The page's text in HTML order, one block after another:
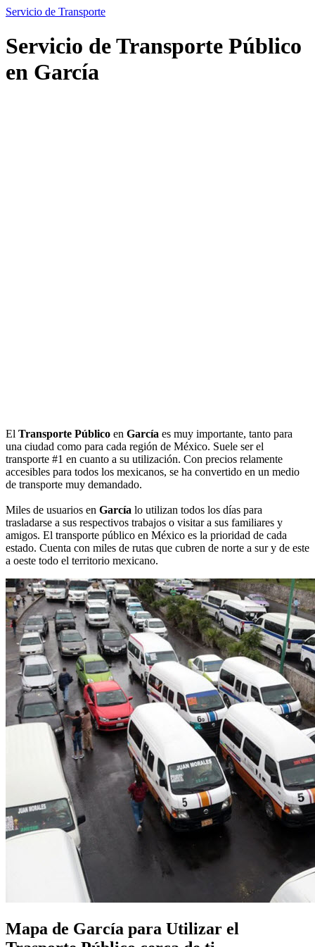
Servicio de Transporte
Servicio de Transporte Público
en García
El Transporte Público en García es muy importante, tanto para
una ciudad como para cada región de México. Suele ser el
transporte #1 en cuanto a su utilización. Con precios relamente
accesibles para todos los mexicanos, se ha convertido en un medio
de transporte muy demandado.
Miles de usuarios en García lo utilizan todos los días para
trasladarse a sus respectivos trabajos o visitar a sus familiares y
amigos. El transporte público en México es la prioridad de cada
estado. Cuenta con miles de rutas que cubren de norte a sur y de este
a oeste todo el territorio mexicano.
Mapa de García para Utilizar el